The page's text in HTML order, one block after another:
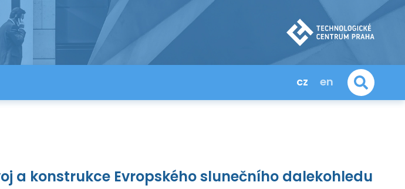
cz en
a konstrukce Evropského slunečního dalekohledu